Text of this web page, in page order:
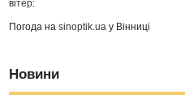
вітер:
Погода наsinoptik.ua у Вінниці
Новини